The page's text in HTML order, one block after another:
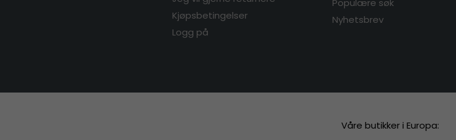
Kjøpsbetingelser
Logg på
Populære søk
Nyhetsbrev
Våre butikker i Europa: